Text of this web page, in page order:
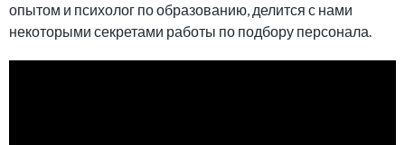
опытом и психолог по образованию, делится с нами
некоторыми секретами работы по подбору персонала.